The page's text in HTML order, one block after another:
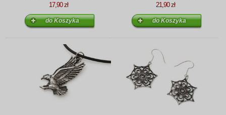
17,90 zł 21,90 zł